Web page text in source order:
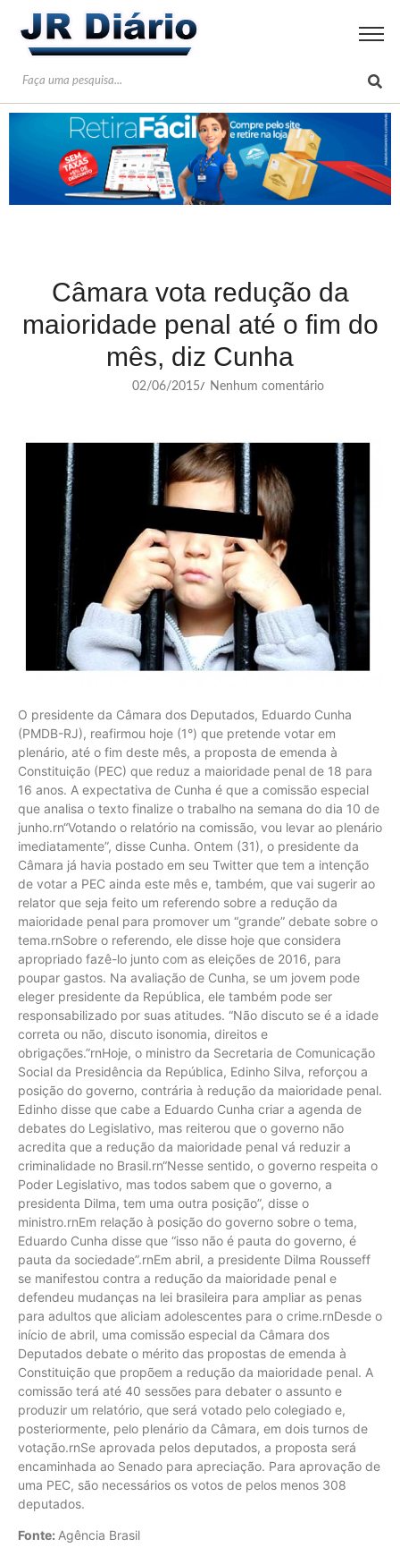
Câmara vota redução da
maioridade penal até o fim do
mês, diz Cunha
02/06/2015/ Nenhum comentário
O presidente da Câmara dos Deputados, Eduardo Cunha
(PMDB-RJ), reafirmou hoje (1°) que pretende votar em
plenário, até o fim deste mês, a proposta de emenda à
Constituição (PEC) que reduz a maioridade penal de 18 para
16 anos. A expectativa de Cunha é que a comissão especial
que analisa o texto finalize o trabalho na semana do dia 10 de
junho.rn“Votando o relatório na comissão, vou levar ao plenário
imediatamente”, disse Cunha. Ontem (31), o presidente da
Câmara já havia postado em seu Twitter que tem a intenção
de votar a PEC ainda este mês e, também, que vai sugerir ao
relator que seja feito um referendo sobre a redução da
maioridade penal para promover um “grande” debate sobre o
tema.rnSobre o referendo, ele disse hoje que considera
apropriado fazê-lo junto com as eleições de 2016, para
poupar gastos. Na avaliação de Cunha, se um jovem pode
eleger presidente da República, ele também pode ser
responsabilizado por suas atitudes. “Não discuto se é a idade
correta ou não, discuto isonomia, direitos e
obrigações.”rnHoje, o ministro da Secretaria de Comunicação
Social da Presidência da República, Edinho Silva, reforçou a
posição do governo, contrária à redução da maioridade penal.
Edinho disse que cabe a Eduardo Cunha criar a agenda de
debates do Legislativo, mas reiterou que o governo não
acredita que a redução da maioridade penal vá reduzir a
criminalidade no Brasil.rn“Nesse sentido, o governo respeita o
Poder Legislativo, mas todos sabem que o governo, a
presidenta Dilma, tem uma outra posição”, disse o
ministro.rnEm relação à posição do governo sobre o tema,
Eduardo Cunha disse que “isso não é pauta do governo, é
pauta da sociedade”.rnEm abril, a presidente Dilma Rousseff
se manifestou contra a redução da maioridade penal e
defendeu mudanças na lei brasileira para ampliar as penas
para adultos que aliciam adolescentes para o crime.rnDesde o
início de abril, uma comissão especial da Câmara dos
Deputados debate o mérito das propostas de emenda à
Constituição que propõem a redução da maioridade penal. A
comissão terá até 40 sessões para debater o assunto e
produzir um relatório, que será votado pelo colegiado e,
posteriormente, pelo plenário da Câmara, em dois turnos de
votação.rnSe aprovada pelos deputados, a proposta será
encaminhada ao Senado para apreciação. Para aprovação de
uma PEC, são necessários os votos de pelos menos 308
deputados.
Fonte: Agência Brasil